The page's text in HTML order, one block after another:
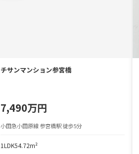
チサンマンション参宮橋
7,490万円
小田急小田原線 参宮橋駅 徒歩5分
1LDK54.72m²